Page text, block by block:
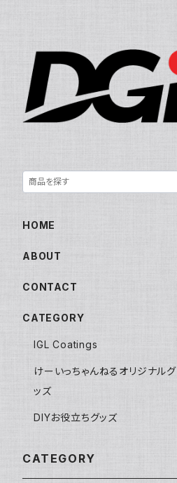
HOME
ABOUT
CONTACT
CATEGORY
IGL Coatings
けーいっちゃんねるオリジナルグ
ッズ
DIYお役立ちグッズ
CATEGORY